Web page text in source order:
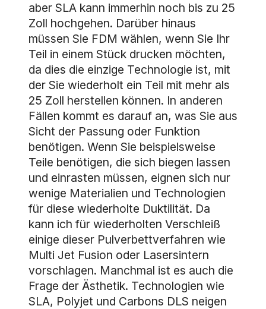
aber SLA kann immerhin noch bis zu 25
Zoll hochgehen. Darüber hinaus
müssen Sie FDM wählen, wenn Sie Ihr
Teil in einem Stück drucken möchten,
da dies die einzige Technologie ist, mit
der Sie wiederholt ein Teil mit mehr als
25 Zoll herstellen können. In anderen
Fällen kommt es darauf an, was Sie aus
Sicht der Passung oder Funktion
benötigen. Wenn Sie beispielsweise
Teile benötigen, die sich biegen lassen
und einrasten müssen, eignen sich nur
wenige Materialien und Technologien
für diese wiederholte Duktilität. Da
kann ich für wiederholten Verschleiß
einige dieser Pulverbettverfahren wie
Multi Jet Fusion oder Lasersintern
vorschlagen. Manchmal ist es auch die
Frage der Ästhetik. Technologien wie
SLA, Polyjet und Carbons DLS neigen